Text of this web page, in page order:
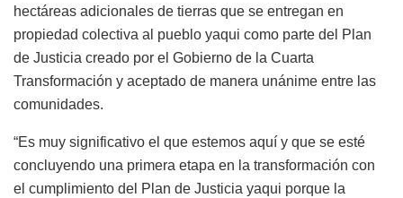
hectáreas adicionales de tierras que se entregan en
propiedad colectiva al pueblo yaqui como parte del Plan
de Justicia creado por el Gobierno de la Cuarta
Transformación y aceptado de manera unánime entre las
comunidades.
“Es muy significativo el que estemos aquí y que se esté
concluyendo una primera etapa en la transformación con
el cumplimiento del Plan de Justicia yaqui porque la